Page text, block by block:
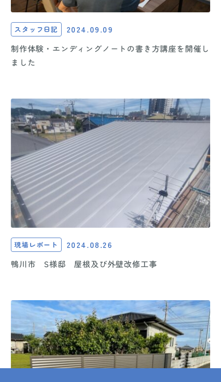
スタッフ日記 2024.09.09
制作体験・エンディングノートの書き方講座を開催し
ました
現場レポート 2024.08.26
鴨川市 S様邸 屋根及び外壁改修工事